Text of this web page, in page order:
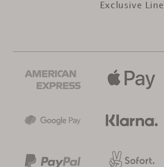
Exclusive Line